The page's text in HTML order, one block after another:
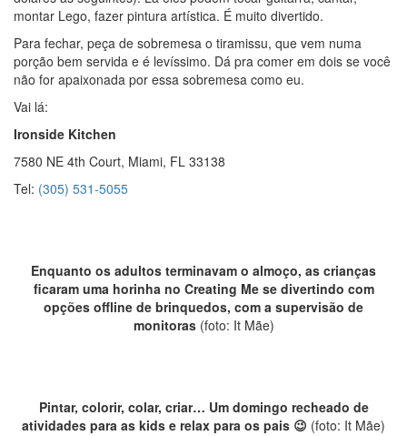
montar Lego, fazer pintura artística. É muito divertido.
Para fechar, peça de sobremesa o tiramissu, que vem numa
porção bem servida e é levíssimo. Dá pra comer em dois se você
não for apaixonada por essa sobremesa como eu.
Vai lá:
Ironside Kitchen
7580 NE 4th Court, Miami, FL 33138
Tel: (305) 531-5055
Enquanto os adultos terminavam o almoço, as crianças
ficaram uma horinha no Creating Me se divertindo com
opções offline de brinquedos, com a supervisão de
monitoras(foto: It Mãe)
Pintar, colorir, colar, criar… Um domingo recheado de
atividades para as kids e relax para os pais 😉 (foto: It Mãe)